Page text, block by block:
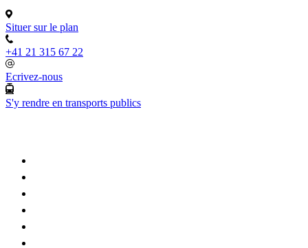
Situer sur le plan
+41 21 315 67 22
Ecrivez-nous
S'y rendre en transports publics